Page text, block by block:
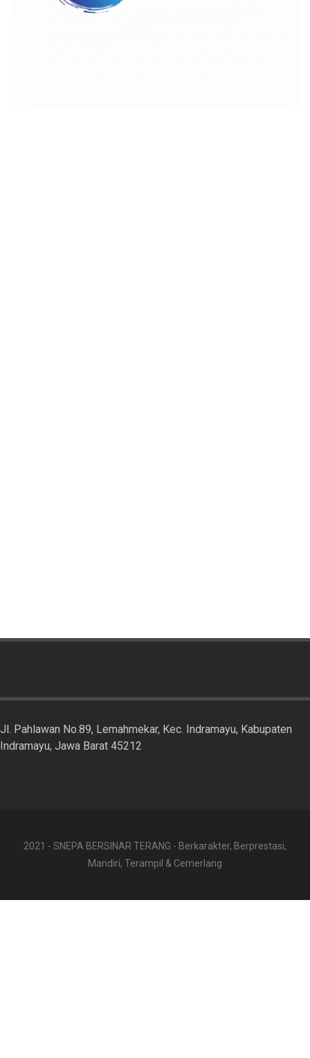
Jl. Pahlawan No.89, Lemahmekar, Kec. Indramayu, Kabupaten
Indramayu, Jawa Barat 45212
2021 - SNEPA BERSINAR TERANG - Berkarakter, Berprestasi,
Mandiri, Terampil & Cemerlang